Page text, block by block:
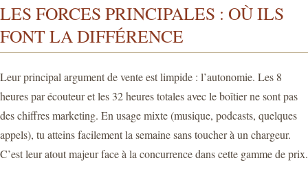
LES FORCES PRINCIPALES : OÙ ILS
FONT LA DIFFÉRENCE
Leur principal argument de vente est limpide : l’autonomie. Les 8
heures par écouteur et les 32 heures totales avec le boîtier ne sont pas
des chiffres marketing. En usage mixte (musique, podcasts, quelques
appels), tu atteins facilement la semaine sans toucher à un chargeur.
C’est leur atout majeur face à la concurrence dans cette gamme de prix.